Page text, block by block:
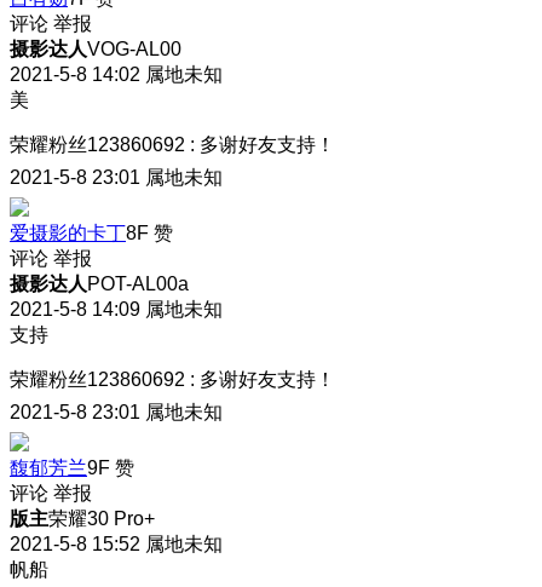
评论 举报
摄影达人VOG-AL00
2021-5-8 14:02 属地未知
美
荣耀粉丝123860692 : 多谢好友支持！
2021-5-8 23:01 属地未知
爱摄影的卡丁8F 赞
评论 举报
摄影达人 POT-AL00a
2021-5-8 14:09 属地未知
支持
荣耀粉丝123860692 : 多谢好友支持！
2021-5-8 23:01 属地未知
馥郁芳兰9F 赞
评论 举报
版主荣耀30 Pro+
2021-5-8 15:52 属地未知
帆船